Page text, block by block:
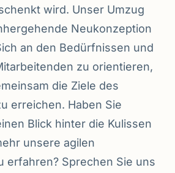
wird. Unser Umzug
Neukonzeption
an den Bedürfnissen und
zu orientieren,
die Ziele des
erreichen. Haben Sie
Blick hinter die Kulissen
unsere agilen
erfahren? Sprechen Sie uns